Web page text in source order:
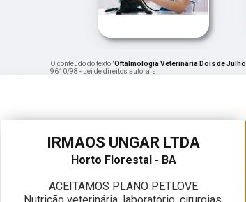
O conteúdo do texto "Oftalmologia Veterinária Dois de Julho
9610/98 - Lei de direitos autorais.
IRMAOS UNGAR LTDA
Horto Florestal - BA
ACEITAMOS PLANO PETLOVE